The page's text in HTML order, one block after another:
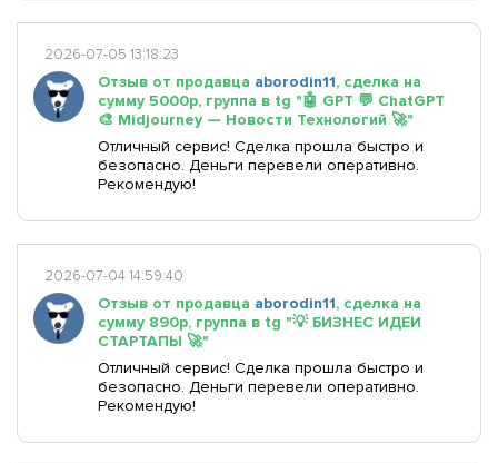
2026-07-05 13:18:23
Отзыв от продавца aborodin11, сделка на
сумму 5000р, группа в tg "🤖 GPT 💬 ChatGPT
🎨 Midjourney — Новости Технологий 🚀"
Отличный сервис! Сделка прошла быстро и
безопасно. Деньги перевели оперативно.
Рекомендую!
2026-07-04 14:59:40
Отзыв от продавца aborodin11, сделка на
сумму 890р, группа в tg "💡 БИЗНЕС ИДЕИ
СТАРТАПЫ 🚀"
Отличный сервис! Сделка прошла быстро и
безопасно. Деньги перевели оперативно.
Рекомендую!